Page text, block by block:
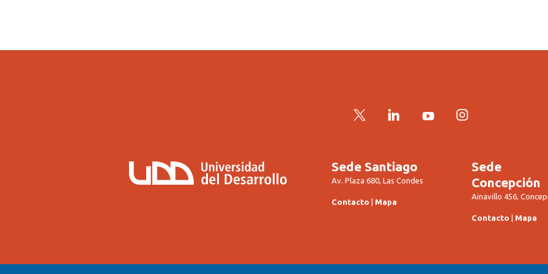
Twitter LinkedInYouTubeInstagram
Sede Santiago
Av. Plaza 680, Las Condes
Contacto Mapa
Sede
Concepción
Ainavillo 456,
Contacto Mapa